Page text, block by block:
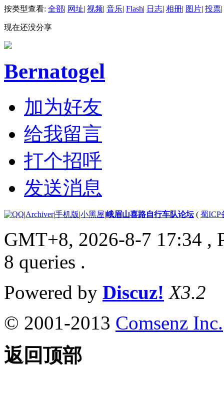
按类型查看: 全部| 网址| 视频| 音乐| Flash| 日志| 相册| 图片| 投票|
现在还没分享
Bernatogel
加为好友
给我留言
打个招呼
发送消息
|Archiver|手机版|小黑屋|峨眉山喜路自行车队论坛( 蜀ICP
GMT+8, 2026-8-7 17:34 ,
8 queries .
Powered by Discuz! X3.2
© 2001-2013 Comsenz Inc.
返回顶部